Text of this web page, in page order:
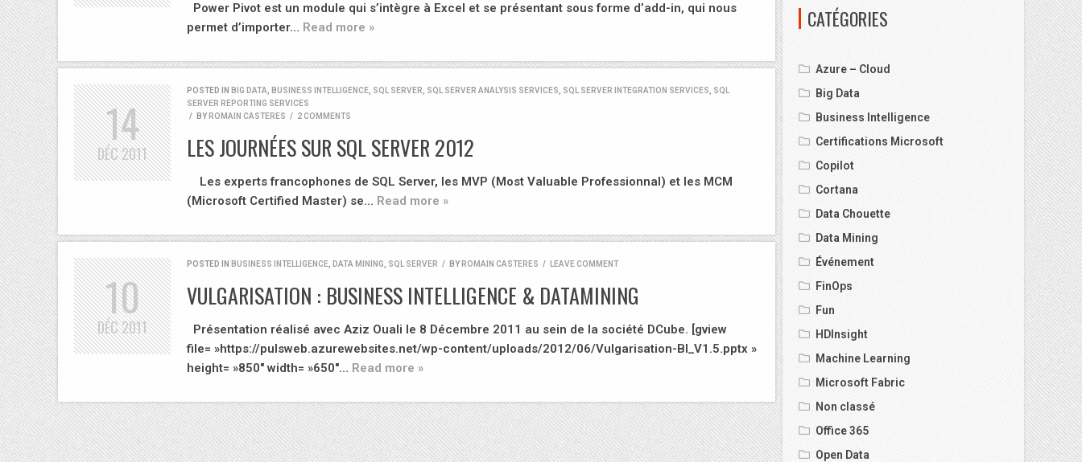
Power Pivot est un module qui s’intègre à Excel et se présentant sous forme d’add-in, qui nous
permet d’importer… Read more »
POSTED IN BIG DATA BUSINESS INTELLIGENCE SQL SERVER SQL SERVER ANALYSIS SERVICES SQL SERVER INTEGRATION SERVICES
SQL
SERVER REPORTING SERVICES
/
BY ROMAIN CASTERES / 2 COMMENTS
LES JOURNÉES SUR SQL SERVER 2012
Les experts francophones de SQL Server, les MVP (Most Valuable Professionnal) et les MCM
(Microsoft Certified Master) se… Read more »
14
DÉC2011
POSTED IN BUSINESS INTELLIGENCE DATA MINING SQL SERVER / BY ROMAIN CASTERES / LEAVE COMMENT
VULGARISATION : BUSINESS INTELLIGENCE & DATAMINING
Présentation réalisé avec Aziz Ouali le 8 Décembre 2011 au sein de la société DCube. [gview
file= »https://pulsweb.azurewebsites.net/wp-content/uploads/2012/06/Vulgarisation-BI_V1.5.pptx »
height= »850″ width= »650″… Read more »
10
DÉC2011
CATÉGORIES
Azure – Cloud
Big Data
Business Intelligence
Certifications Microsoft
Copilot
Cortana
Data Chouette
Data Mining
Événement
FinOps
Fun
HDInsight
Machine Learning
Microsoft Fabric
Non classé
Office 365
Open Data